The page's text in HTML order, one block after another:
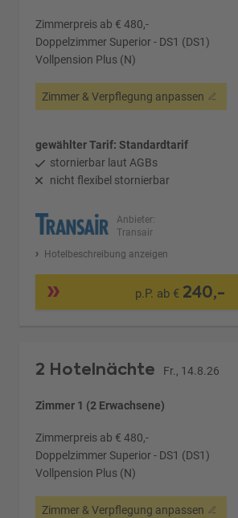
Zimmerpreis ab € 480,-
Doppelzimmer Superior - DS1 (DS1)
Vollpension Plus (N)
Zimmer & Verpflegung anpassen
gewählter Tarif: Standardtarif
stornierbar laut AGBs
nicht flexibel stornierbar
Anbieter:
Transair
Hotelbeschreibung anzeigen
p.P. ab € 240,-
2 Hotelnächte Fr., 14.8.26
Zimmer 1 (2 Erwachsene)
Zimmerpreis ab € 480,-
Doppelzimmer Superior - DS1 (DS1)
Vollpension Plus (N)
Zimmer & Verpflegung anpassen